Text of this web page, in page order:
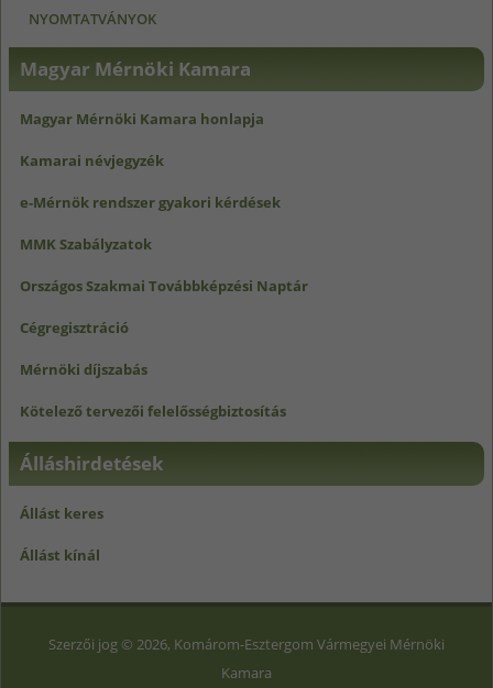
NYOMTATVÁNYOK
Magyar Mérnöki Kamara
Magyar Mérnöki Kamara honlapja
Kamarai névjegyzék
e-Mérnök rendszer gyakori kérdések
MMK Szabályzatok
Országos Szakmai Továbbképzési Naptár
Cégregisztráció
Mérnöki díjszabás
Kötelező tervezői felelősségbiztosítás
Álláshirdetések
Állást keres
Állást kínál
Szerzői jog © 2026, Komárom-Esztergom Vármegyei Mérnöki
Kamara